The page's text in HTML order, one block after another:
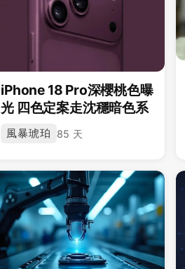
iPhone 18 Pro深櫻桃色曝
光 四色定案走沈穩暗色系
風暴琥珀 85 天